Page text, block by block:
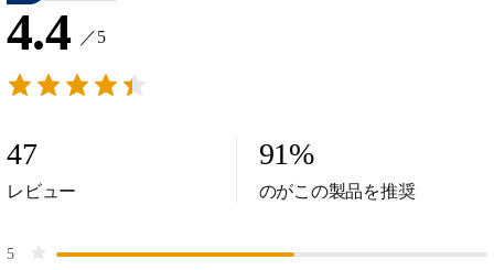
4.4 ／5
47
レビュー
91%
のがこの製品を推奨
5